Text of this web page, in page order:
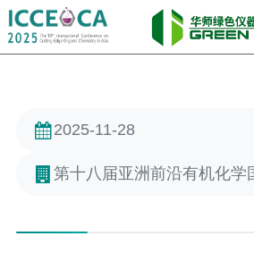
2025-11-28
第十八届亚洲前沿有机化学